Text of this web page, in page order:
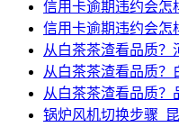
信用卡逾期违约会怎
信用卡逾期违约会怎
从白茶茶渣看品质
从白茶茶渣看品质？
从白茶茶渣看品质
锅炉风机切换步骤_